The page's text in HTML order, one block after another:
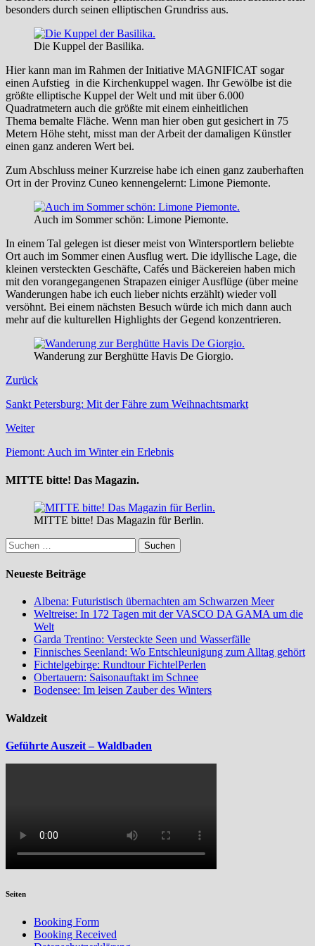
besonders durch seinen elliptischen Grundriss aus.
Die Kuppel der Basilika.
Hier kann man im Rahmen der Initiative MAGNIFICAT sogar
einen Aufstieg in die Kirchenkuppel wagen. Ihr Gewölbe ist die
größte elliptische Kuppel der Welt und mit über 6.000
Quadratmetern auch die größte mit einem einheitlichen
Thema bemalte Fläche. Wenn man hier oben gut gesichert in 75
Metern Höhe steht, misst man der Arbeit der damaligen Künstler
einen ganz anderen Wert bei.
Zum Abschluss meiner Kurzreise habe ich einen ganz zauberhaften
Ort in der Provinz Cuneo kennengelernt: Limone Piemonte.
Auch im Sommer schön: Limone Piemonte.
In einem Tal gelegen ist dieser meist von Wintersportlern beliebte
Ort auch im Sommer einen Ausflug wert. Die idyllische Lage, die
kleinen versteckten Geschäfte, Cafés und Bäckereien haben mich
mit den vorangegangenen Strapazen einiger Ausflüge (über meine
Wanderungen habe ich euch lieber nichts erzählt) wieder voll
versöhnt. Bei einem nächsten Besuch würde ich mich dann auch
mehr auf die kulturellen Highlights der Gegend konzentrieren.
Wanderung zur Berghütte Havis De Giorgio.
Zurück
Sankt Petersburg: Mit der Fähre zum Weihnachtsmarkt
Weiter
Piemont: Auch im Winter ein Erlebnis
MITTE bitte! Das Magazin.
MITTE bitte! Das Magazin für Berlin.
Suchen
nach:
Neueste Beiträge
Albena: Futuristisch übernachten am Schwarzen Meer
Weltreise: In 172 Tagen mit der VASCO DA GAMA um die
Welt
Garda Trentino: Versteckte Seen und Wasserfälle
Finnisches Seenland: Wo Entschleunigung zum Alltag gehört
Fichtelgebirge: Rundtour FichtelPerlen
Obertauern: Saisonauftakt im Schnee
Bodensee: Im leisen Zauber des Winters
Waldzeit
Geführte Auszeit – Waldbaden
Seiten
Booking Form
Booking Received